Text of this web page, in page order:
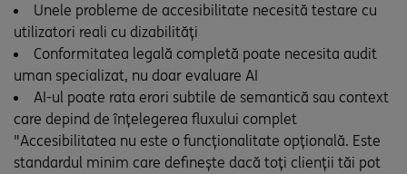
Unele probleme de accesibilitate necesită testare cu
utilizatori reali cu dizabilități
Conformitatea legală completă poate necesita audit
uman specializat, nu doar evaluare AI
AI-ul poate rata erori subtile de semantică sau context
care depind de înțelegerea fluxului complet
"Accesibilitatea nu este o funcționalitate opțională. Este
standardul minim care definește dacă toți clienții tăi pot